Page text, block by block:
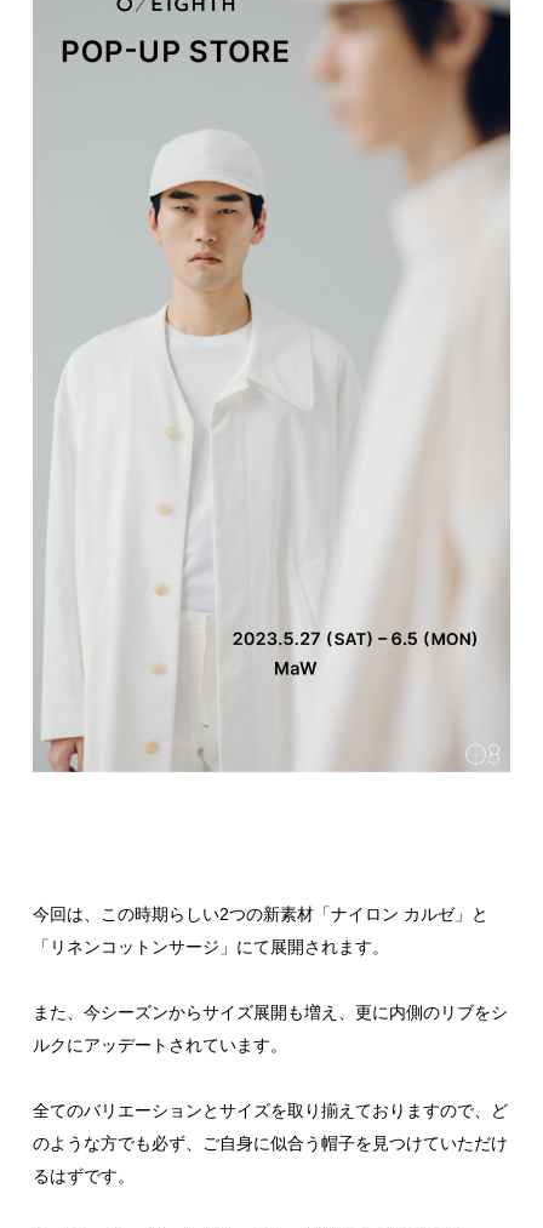
今回は、この時期らしい2つの新素材「ナイロン カルゼ」と
「リネンコットンサージ」にて展開されます。
また、今シーズンからサイズ展開も増え、更に内側のリブをシ
ルクにアッデートされています。
全てのバリエーションとサイズを取り揃えておりますので、ど
のような方でも必ず、ご自身に似合う帽子を見つけていただけ
るはずです。